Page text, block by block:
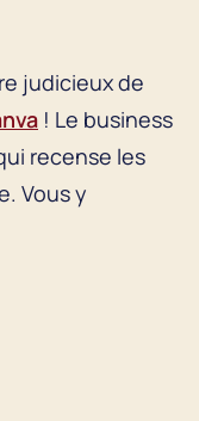
judicieux de
! Le business
recense les
Vous y